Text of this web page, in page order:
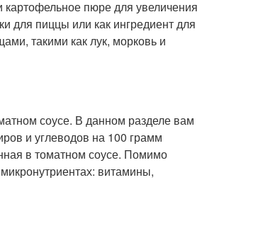
пюре для увеличения
для пиццы или как ингредиент для
такими как лук, морковь и
соусе. В данном разделе вам
и углеводов на 100 грамм
в томатном соусе. Помимо
витамины,